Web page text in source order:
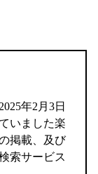
年2月3日
いました楽
掲載、及び
索サービス